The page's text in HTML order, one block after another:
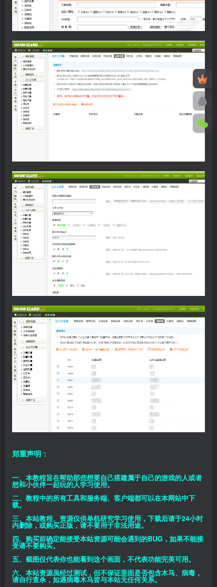
郑重声明：
一、本教程旨在帮助那些想要自己搭建属于自己的游戏的人或者
想和小伙伴一起玩的人学习使用。
二、教程中的所有工具和服务端、客户端都可以在本网站中下
载。
三、本站教程、资源仅供单机研究学习使用，下载后请于24小时
内删除，或购买正版，请不要用于非法用途。
四、购买前确定能接受本站资源可能会遇到的BUG，如果不能接
受请不要购买。
五、截图仅代表你也能看到这个画面，不代表功能完美可用。
六、本站资源虽经过测试，但不保证里面是否包含木马、病毒，
请自行查杀，如遇病毒木马皆与本站无任何关系。